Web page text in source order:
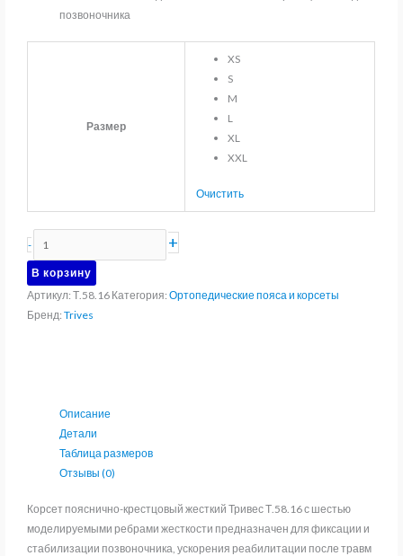
позвоночника
Размер
XS
S
M
L
XL
XXL
Очистить
-
Корсет
ортопедический
пояснично-
+
В корзину
Артикул:Т.58.16 Категория:Ортопедические пояса и корсеты
Бренд:Trives
Описание
Детали
Таблица размеров
Отзывы (0)
Корсет пояснично-крестцовый жесткий Тривес Т.58.16 с шестью
моделируемыми ребрами жесткости предназначен для фиксации и
стабилизации позвоночника, ускорения реабилитации после травм